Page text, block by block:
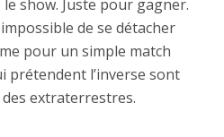
show. Juste pour gagner.
de se détacher
pour un simple match
prétendent l’inverse sont
extraterrestres.